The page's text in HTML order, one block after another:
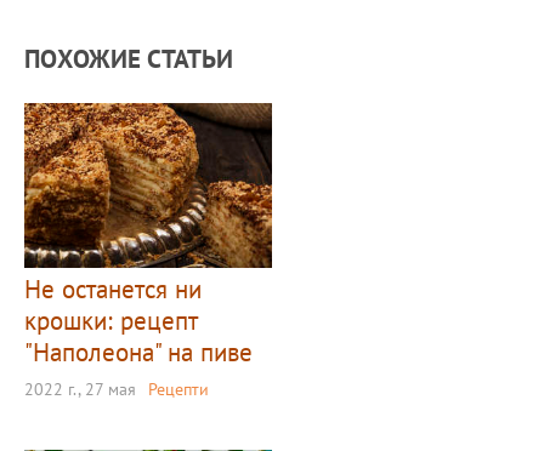
ПОХОЖИЕ СТАТЬИ
Не останется ни
крошки: рецепт
"Наполеона" на пиве
2022 г., 27 мая Рецепти